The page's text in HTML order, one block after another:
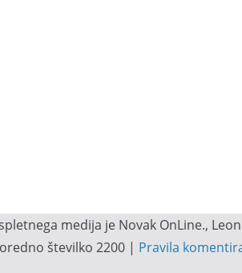
medija je Novak OnLine.,
številko 2200 | Pravila